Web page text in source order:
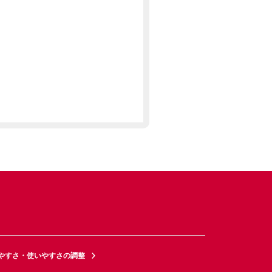
すさ・使いやすさの調整